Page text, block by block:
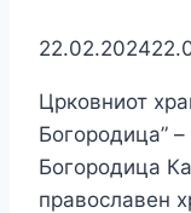
22.02.2024
Црковниот
Богородица”
Богородица
православен